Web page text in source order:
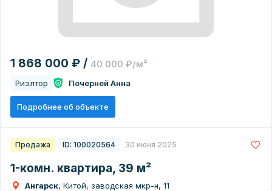
1 868 000 ₽ / 40 000 ₽/м²
Риэлтор Почерней Анна
Подробнее об объекте
Продажа ID: 100020564 30 июня 2025
1-комн. квартира, 39 м²
Ангарск, Китой, заводская мкр-н, 11